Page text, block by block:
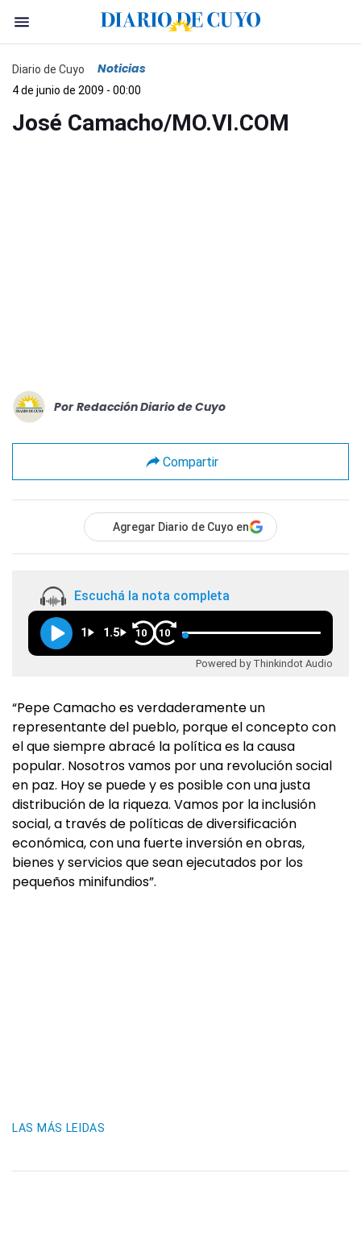
Diario de Cuyo Noticias
4 de junio de 2009 - 00:00
José Camacho/MO.VI.COM
Por Redacción Diario de Cuyo
Compartir
Agregar Diario de Cuyo en
Escuchá la nota completa
1 1.5 10 10
Powered by Thinkindot Audio
“Pepe Camacho es verdaderamente un
representante del pueblo, porque el concepto con
el que siempre abracé la política es la causa
popular. Nosotros vamos por una revolución social
en paz. Hoy se puede y es posible con una justa
distribución de la riqueza. Vamos por la inclusión
social, a través de políticas de diversificación
económica, con una fuerte inversión en obras,
bienes y servicios que sean ejecutados por los
pequeños minifundios”.
LAS MÁS LEIDAS